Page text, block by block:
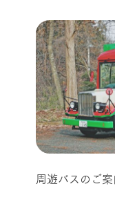
周遊バスのご案